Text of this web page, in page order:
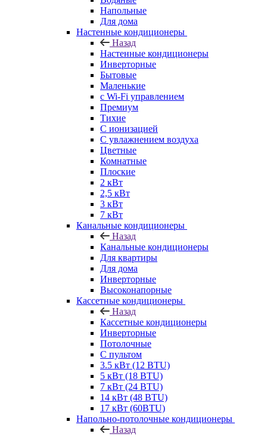
Напольные
Для дома
Настенные кондиционеры
Назад
Настенные кондиционеры
Инверторные
Бытовые
Маленькие
с Wi-Fi управлением
Премиум
Тихие
С ионизацией
С увлажнением воздуха
Цветные
Комнатные
Плоские
2 кВт
2,5 кВт
3 кВт
7 кВт
Канальные кондиционеры
Назад
Канальные кондиционеры
Для квартиры
Для дома
Инверторные
Высоконапорные
Кассетные кондиционеры
Назад
Кассетные кондиционеры
Инверторные
Потолочные
С пультом
3.5 кВт (12 BTU)
5 кВт (18 BTU)
7 кВт (24 BTU)
14 кВт (48 BTU)
17 кВт (60BTU)
Напольно-потолочные кондиционеры
Назад